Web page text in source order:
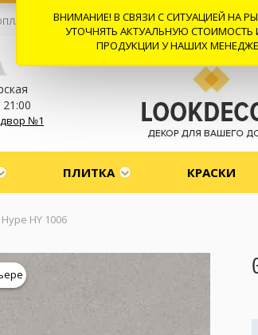
И ДОСТАВКА СОТРУДНИЧЕСТВО КОНТАКТЫ
№1
ПЛИТКА КРАСКИ
HY 1006
ВНИМАНИЕ! В СВЯЗИ С СИТУАЦИЕЙ НА
УТОЧНЯТЬ АКТУАЛЬНУЮ СТОИМОСТЬ
ПРОДУКЦИИ У НАШИХ